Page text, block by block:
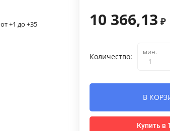
от +1 до +35
10 366,13 ₽
Количество:
мин.
1
В
Купить в